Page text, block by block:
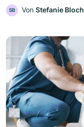
SB Von Stefanie Bloch